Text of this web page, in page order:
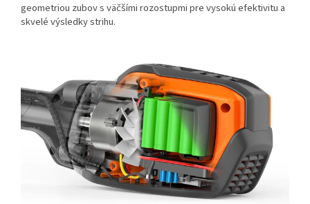
geometriou zubov s väčšími rozostupmi pre vysokú efektivitu a
skvelé výsledky strihu.